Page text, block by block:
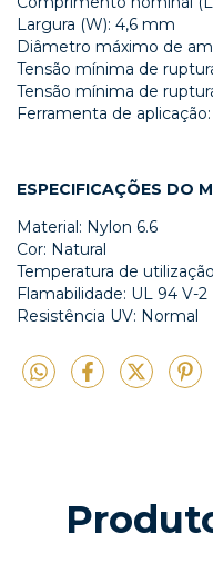
Largura (W): 4,6 mm
Diâmetro máximo de
Tensão mínima de
Tensão mínima de
Ferramenta de
ESPECIFICAÇÕES DO
Material: Nylon 6.6
Cor: Natural
Temperatura de
Flamabilidade: UL 94 V-2
Resistência UV: Normal